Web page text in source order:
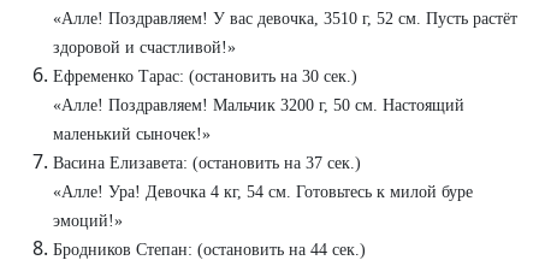
«Алле! Поздравляем! У вас девочка, 3510 г, 52 см. Пусть растёт
здоровой и счастливой!»
Ефременко Тарас: (остановить на 30 сек.)
«Алле! Поздравляем! Мальчик 3200 г, 50 см. Настоящий
маленький сыночек!»
Васина Елизавета: (остановить на 37 сек.)
«Алле! Ура! Девочка 4 кг, 54 см. Готовьтесь к милой буре
эмоций!»
Бродников Степан: (остановить на 44 сек.)